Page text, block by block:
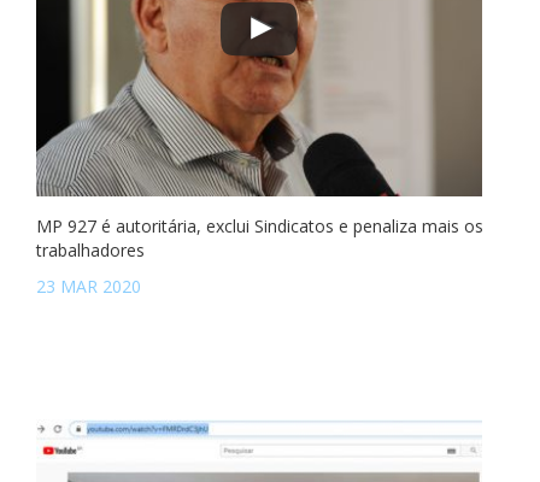
MP 927 é autoritária, exclui Sindicatos e penaliza mais os
trabalhadores
23 MAR 2020